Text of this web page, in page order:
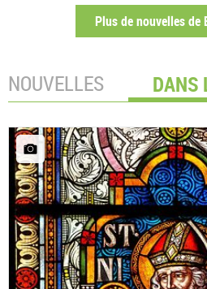
Plus de nouvelles de
NOUVELLES DANS